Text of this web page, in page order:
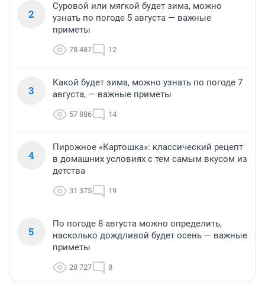
2
Суровой или мягкой будет зима, можно
узнать по погоде 5 августа — важные
приметы
78 487 12
3
Какой будет зима, можно узнать по погоде 7
августа, — важные приметы
57 886 14
4
Пирожное «Картошка»: классический рецепт
в домашних условиях с тем самым вкусом из
детства
31 375 19
5
По погоде 8 августа можно определить,
насколько дождливой будет осень — важные
приметы
28 727 8